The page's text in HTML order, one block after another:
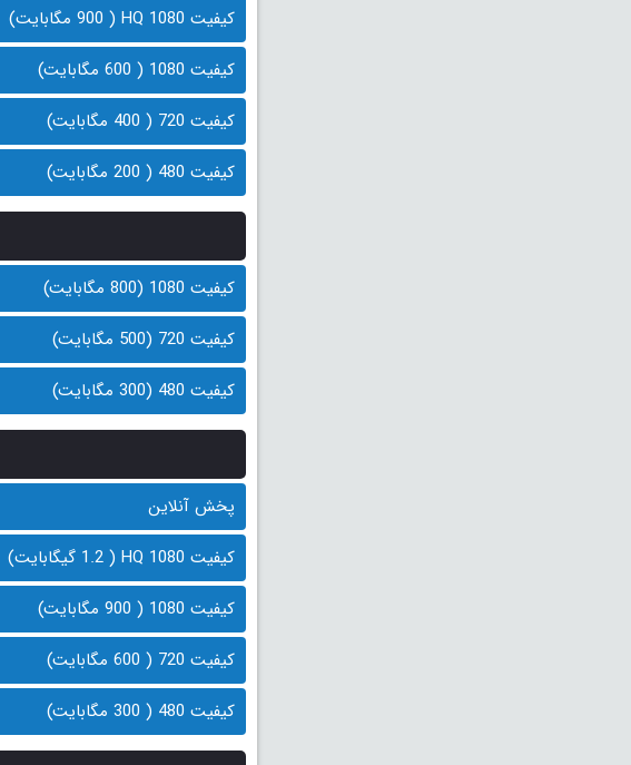
کیفیت 1080 HQ ( 900 مگابایت)
کیفیت 1080 ( 600 مگابایت)
کیفیت 720 ( 400 مگابایت)
کیفیت 480 ( 200 مگابایت)
کیفیت 1080 (800 مگابایت)
کیفیت 720 (500 مگابایت)
کیفیت 480 (300 مگابایت)
پخش آنلاین
کیفیت 1080 HQ ( 1.2 گیگابایت)
کیفیت 1080 ( 900 مگابایت)
کیفیت 720 ( 600 مگابایت)
کیفیت 480 ( 300 مگابایت)